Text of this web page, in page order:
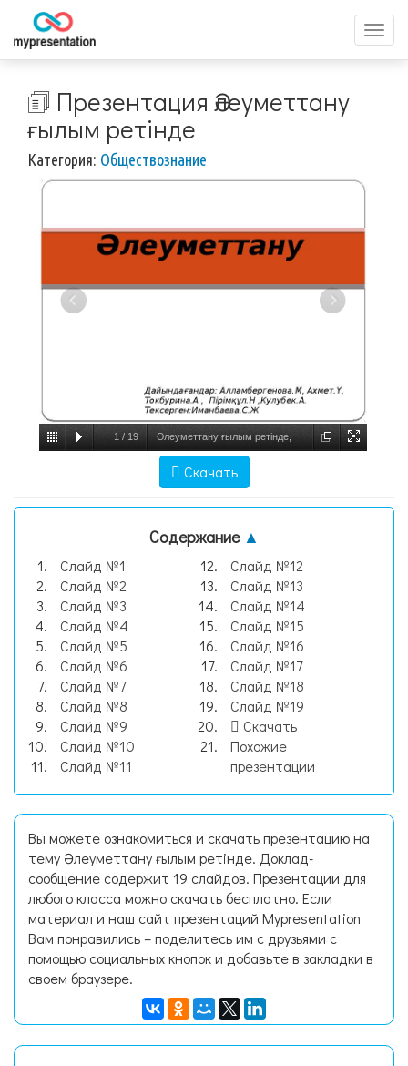
меню
🗊 Презентация Әлеуметтану
ғылым ретінде
Категория: Обществознание
1 / 19 Әлеуметтану ғылым ретінде,
Скачать
Содержание ▲
Слайд №1
Слайд №2
Слайд №3
Слайд №4
Слайд №5
Слайд №6
Слайд №7
Слайд №8
Слайд №9
Слайд №10
Слайд №11
Слайд №12
Слайд №13
Слайд №14
Слайд №15
Слайд №16
Слайд №17
Слайд №18
Слайд №19
Скачать
Похожие
презентации
Вы можете ознакомиться и скачать презентацию на
тему Әлеуметтану ғылым ретінде. Доклад-
сообщение содержит 19 слайдов. Презентации для
любого класса можно скачать бесплатно. Если
материал и наш сайт презентаций Mypresentation
Вам понравились – поделитесь им с друзьями с
помощью социальных кнопок и добавьте в закладки в
своем браузере.